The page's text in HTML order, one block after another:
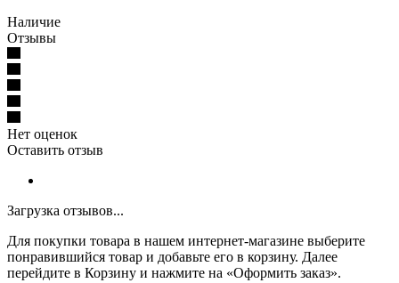
Наличие
Отзывы
Нет оценок
Оставить отзыв
Загрузка отзывов...
Для покупки товара в нашем интернет-магазине выберите
понравившийся товар и добавьте его в корзину. Далее
перейдите в Корзину и нажмите на «Оформить заказ».